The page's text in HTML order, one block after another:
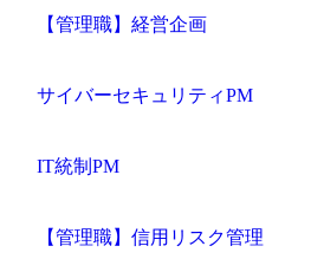
【管理職】経営企画
サイバーセキュリティPM
IT統制PM
【管理職】信用リスク管理